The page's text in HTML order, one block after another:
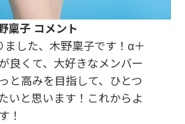
稟子 コメント
した、木野稟子です！α＋
良くて、大好きなメンバー
と高みを目指して、ひとつ
いと思います！これからよ
！